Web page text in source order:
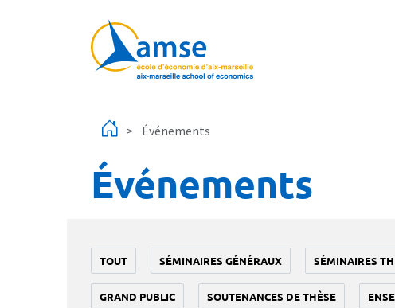
Événements
Événements
TOUT SÉMINAIRES GÉNÉRAUX SÉMINAIRES
GRAND PUBLIC SOUTENANCES DE THÈSE